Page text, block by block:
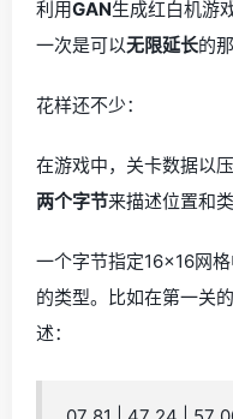
利用GAN生成红白机游
一次是可以无限延长的
花样还不少：
在游戏中，关卡数据以
两个字节来描述位置和类
一个字节指定16×16网
的类型。比如在第一关
述：